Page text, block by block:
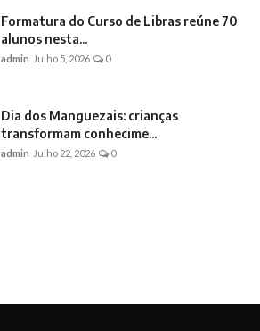
Formatura do Curso de Libras reúne 70
alunos nesta...
admin Julho 5, 2026 0
Dia dos Manguezais: crianças
transformam conhecime...
admin Julho 22, 2026 0